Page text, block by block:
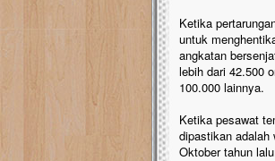
Ketika
untuk
angkatan
lebih dari 42.500
100.000 lainnya.
Ketika pesawat
dipastikan adalah
Oktober tahun